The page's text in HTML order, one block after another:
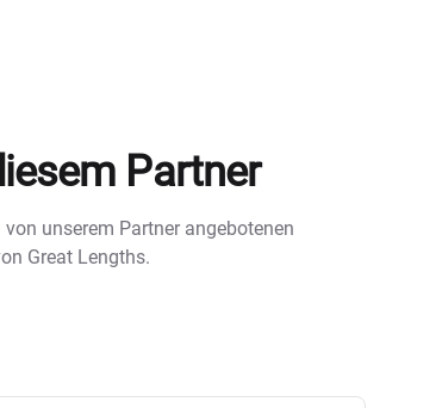
Partner
unserem Partner angebotenen
Great Lengths.